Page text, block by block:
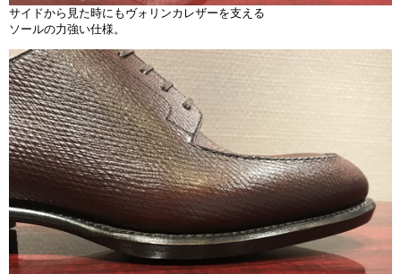
サイドから見た時にもヴォリンカレザーを支える
ソールの力強い仕様。